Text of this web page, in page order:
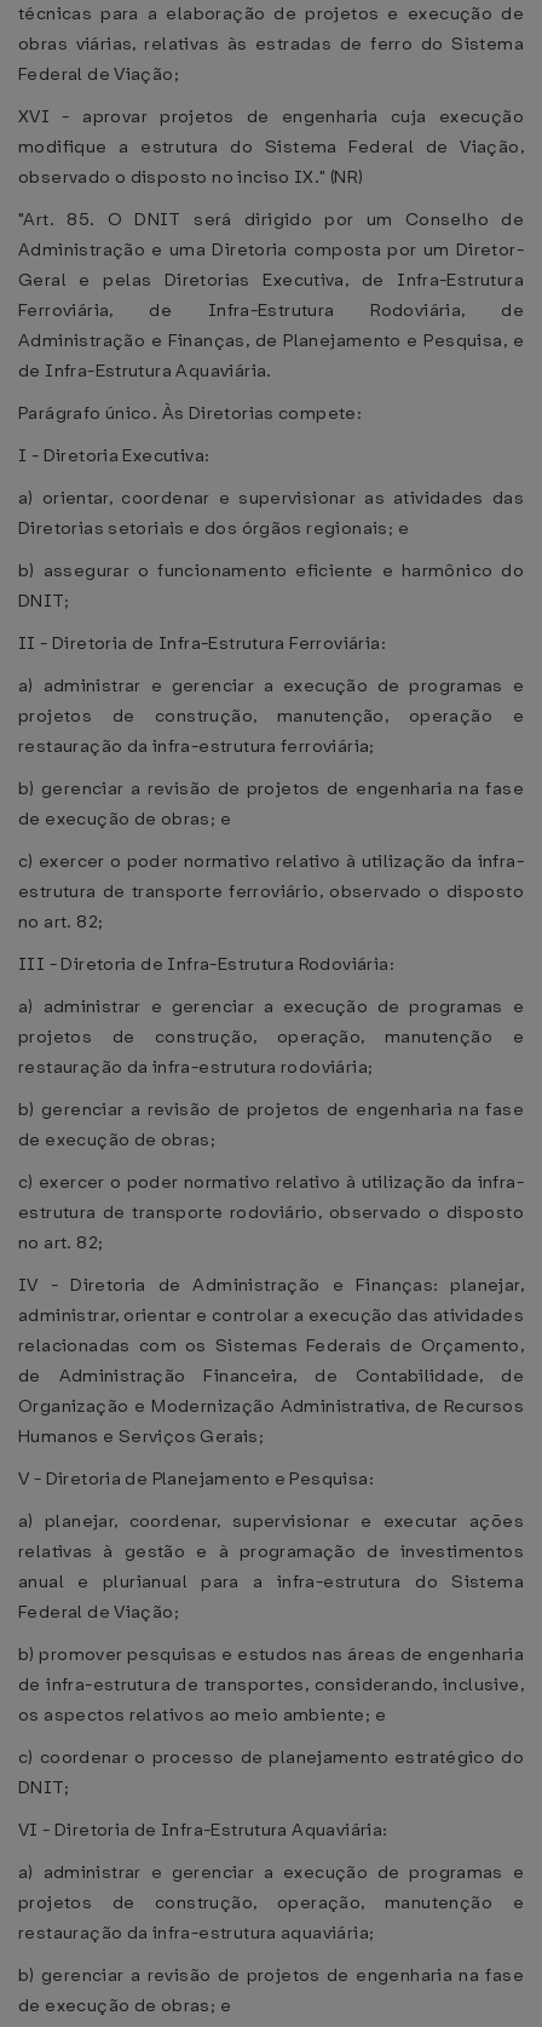
técnicas para a elaboração de projetos e execução de
obras viárias, relativas às estradas de ferro do Sistema
Federal de Viação;
XVI - aprovar projetos de engenharia cuja execução
modifique a estrutura do Sistema Federal de Viação,
observado o disposto no inciso IX." (NR)
"Art. 85. O DNIT será dirigido por um Conselho de
Administração e uma Diretoria composta por um Diretor-
Geral e pelas Diretorias Executiva, de Infra-Estrutura
Ferroviária, de Infra-Estrutura Rodoviária, de
Administração e Finanças, de Planejamento e Pesquisa, e
de Infra-Estrutura Aquaviária.
Parágrafo único. Às Diretorias compete:
I - Diretoria Executiva:
a) orientar, coordenar e supervisionar as atividades das
Diretorias setoriais e dos órgãos regionais; e
b) assegurar o funcionamento eficiente e harmônico do
DNIT;
II - Diretoria de Infra-Estrutura Ferroviária:
a) administrar e gerenciar a execução de programas e
projetos de construção, manutenção, operação e
restauração da infra-estrutura ferroviária;
b) gerenciar a revisão de projetos de engenharia na fase
de execução de obras; e
c) exercer o poder normativo relativo à utilização da infra-
estrutura de transporte ferroviário, observado o disposto
no art. 82;
III - Diretoria de Infra-Estrutura Rodoviária:
a) administrar e gerenciar a execução de programas e
projetos de construção, operação, manutenção e
restauração da infra-estrutura rodoviária;
b) gerenciar a revisão de projetos de engenharia na fase
de execução de obras;
c) exercer o poder normativo relativo à utilização da infra-
estrutura de transporte rodoviário, observado o disposto
no art. 82;
IV - Diretoria de Administração e Finanças: planejar,
administrar, orientar e controlar a execução das atividades
relacionadas com os Sistemas Federais de Orçamento,
de Administração Financeira, de Contabilidade, de
Organização e Modernização Administrativa, de Recursos
Humanos e Serviços Gerais;
V - Diretoria de Planejamento e Pesquisa:
a) planejar, coordenar, supervisionar e executar ações
relativas à gestão e à programação de investimentos
anual e plurianual para a infra-estrutura do Sistema
Federal de Viação;
b) promover pesquisas e estudos nas áreas de engenharia
de infra-estrutura de transportes, considerando, inclusive,
os aspectos relativos ao meio ambiente; e
c) coordenar o processo de planejamento estratégico do
DNIT;
VI - Diretoria de Infra-Estrutura Aquaviária:
a) administrar e gerenciar a execução de programas e
projetos de construção, operação, manutenção e
restauração da infra-estrutura aquaviária;
b) gerenciar a revisão de projetos de engenharia na fase
de execução de obras; e